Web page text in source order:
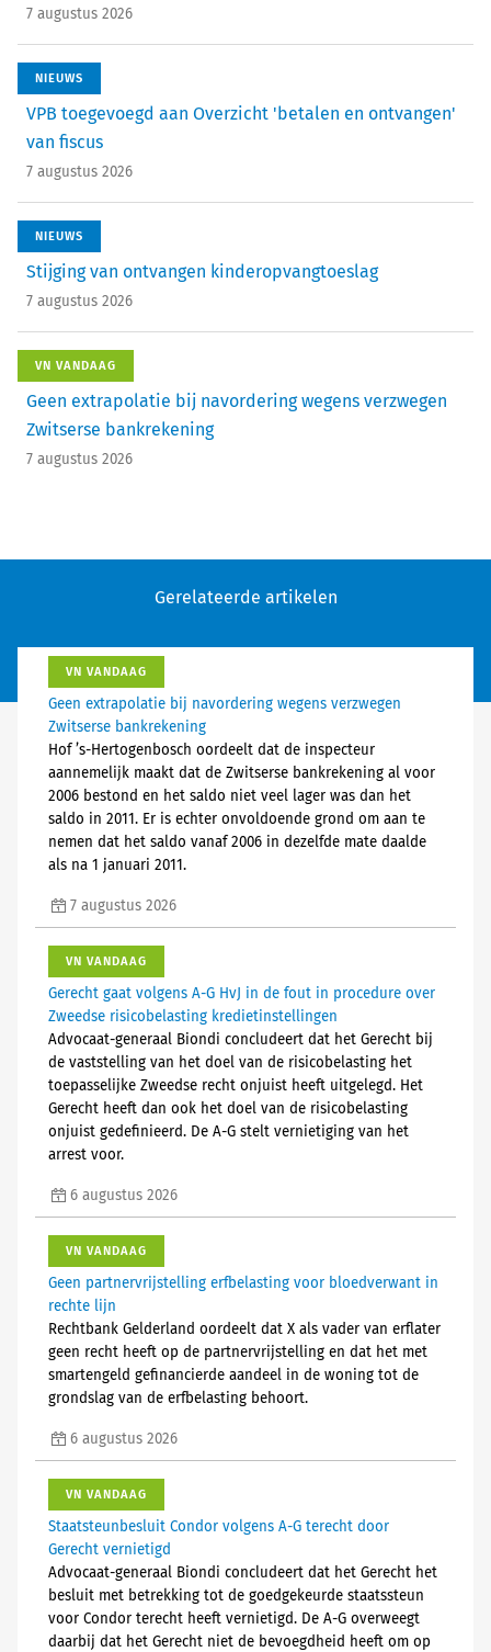
7 augustus 2026
NIEUWS
VPB toegevoegd aan Overzicht 'betalen en ontvangen'
van fiscus
7 augustus 2026
NIEUWS
Stijging van ontvangen kinderopvangtoeslag
7 augustus 2026
VN VANDAAG
Geen extrapolatie bij navordering wegens verzwegen
Zwitserse bankrekening
7 augustus 2026
Gerelateerde artikelen
VN VANDAAG
Geen extrapolatie bij navordering wegens verzwegen
Zwitserse bankrekening
Hof ’s-Hertogenbosch oordeelt dat de inspecteur
aannemelijk maakt dat de Zwitserse bankrekening al voor
2006 bestond en het saldo niet veel lager was dan het
saldo in 2011. Er is echter onvoldoende grond om aan te
nemen dat het saldo vanaf 2006 in dezelfde mate daalde
als na 1 januari 2011.
7 augustus 2026
VN VANDAAG
Gerecht gaat volgens A-G HvJ in de fout in procedure over
Zweedse risicobelasting kredietinstellingen
Advocaat-generaal Biondi concludeert dat het Gerecht bij
de vaststelling van het doel van de risicobelasting het
toepasselijke Zweedse recht onjuist heeft uitgelegd. Het
Gerecht heeft dan ook het doel van de risicobelasting
onjuist gedefinieerd. De A-G stelt vernietiging van het
arrest voor.
6 augustus 2026
VN VANDAAG
Geen partnervrijstelling erfbelasting voor bloedverwant in
rechte lijn
Rechtbank Gelderland oordeelt dat X als vader van erflater
geen recht heeft op de partnervrijstelling en dat het met
smartengeld gefinancierde aandeel in de woning tot de
grondslag van de erfbelasting behoort.
6 augustus 2026
VN VANDAAG
Staatsteunbesluit Condor volgens A-G terecht door
Gerecht vernietigd
Advocaat-generaal Biondi concludeert dat het Gerecht het
besluit met betrekking tot de goedgekeurde staatssteun
voor Condor terecht heeft vernietigd. De A-G overweegt
daarbij dat het Gerecht niet de bevoegdheid heeft om op